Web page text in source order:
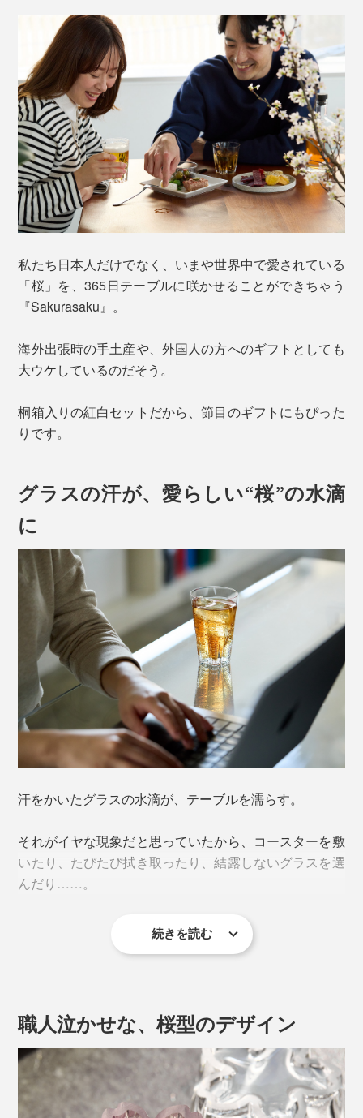
私たち日本人だけでなく、いまや世界中で愛されている
「桜」を、365日テーブルに咲かせることができちゃう
『Sakurasaku』。
海外出張時の手土産や、外国人の方へのギフトとしても
大ウケしているのだそう。
桐箱入りの紅白セットだから、節目のギフトにもぴった
りです。
グラスの汗が、愛らしい“桜”の水滴
に
汗をかいたグラスの水滴が、テーブルを濡らす。
それがイヤな現象だと思っていたから、コースターを敷
いたり、たびたび拭き取ったり、結露しないグラスを選
んだり……。
『Sakurasaku』に出会って、その“結露”が待ち遠しくな
続きを読む
職人泣かせな、桜型のデザイン